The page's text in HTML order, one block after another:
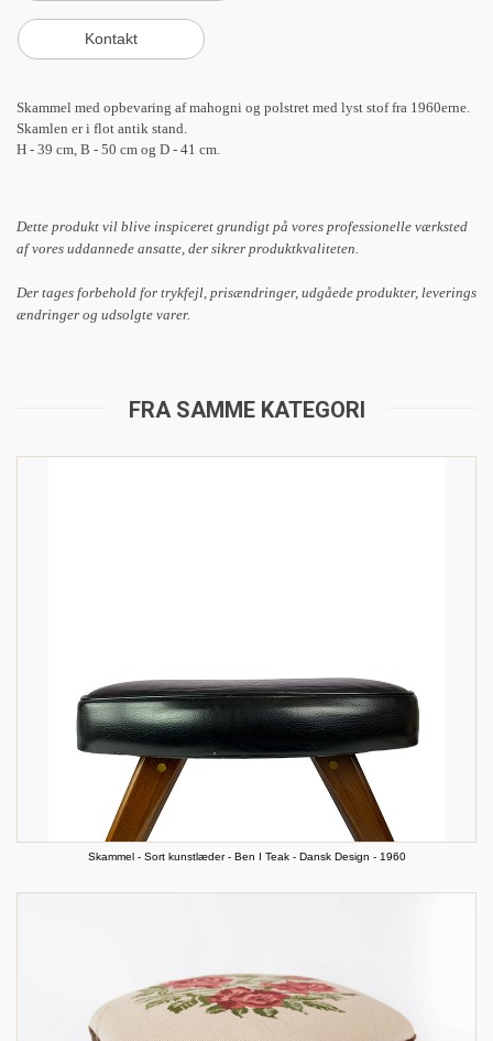
Skammel med opbevaring af mahogni og polstret med lyst stof fra 1960erne.
Skamlen er i flot antik stand.
H - 39 cm, B - 50 cm og D - 41 cm.
Dette produkt vil blive inspiceret grundigt på vores professionelle værksted
af vores uddannede ansatte, der sikrer produktkvaliteten.
Der tages forbehold for trykfejl, prisændringer, udgåede produkter, leverings
ændringer og udsolgte varer.
FRA SAMME KATEGORI
Skammel - Sort kunstlæder - Ben I Teak - Dansk Design - 1960